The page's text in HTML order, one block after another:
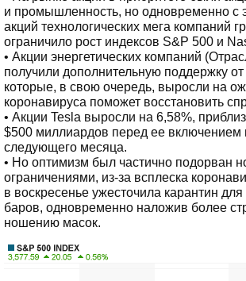
и промышленность, но одновременно с
акций технологических мега компаний
ограничило рост индексов S&P 500 и
• Акции энергетических компаний
получили дополнительную поддержку
которые, в свою очередь, выросли на
коронавируса поможет восстановить
• Акции Tesla выросли на 6,58%,
$500 миллиардов перед ее включением
следующего месяца.
• Но оптимизм был частично подорван
ограничениями, из-за всплеска
в воскресенье ужесточила карантин
баров, одновременно наложив более
ношению масок.